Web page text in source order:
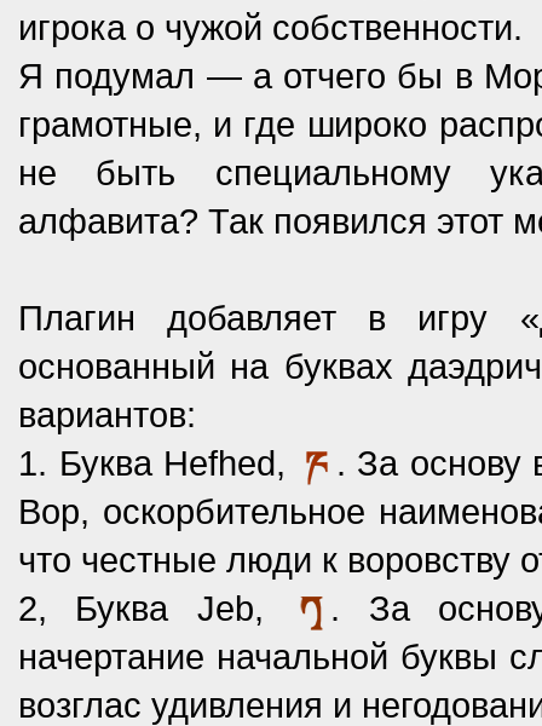
игрока о чужой собственности.
Я подумал — а отчего бы в
грамотные, и где широко
не быть специальному
алфавита? Так появился этот
Плагин добавляет в игру
основанный на буквах
вариантов:
1. Буква Hefhed,
. За основу
Вор, оскорбительное
что честные люди к воровству
2, Буква Jeb,
. За
начертание начальной буквы
возглас удивления и